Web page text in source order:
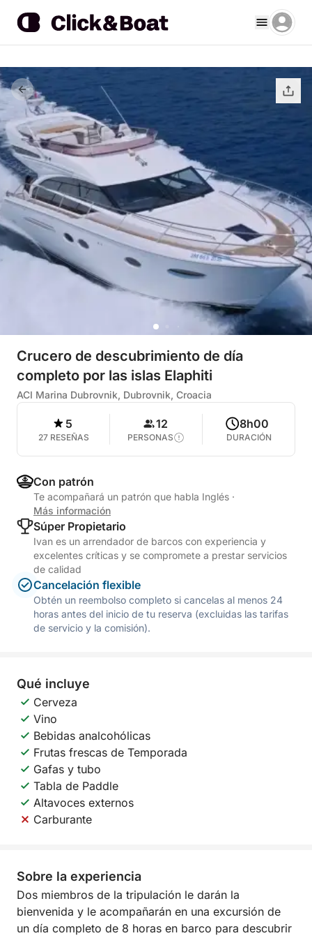
Crucero de descubrimiento de día
completo por las islas Elaphiti
ACI Marina Dubrovnik, Dubrovnik, Croacia
5
27 RESEÑAS
12
PERSONAS
8h00
DURACIÓN
Con patrón
Te acompañará un patrón que habla Inglés ·
Más información
Súper Propietario
Ivan es un arrendador de barcos con experiencia y
excelentes críticas y se compromete a prestar servicios
de calidad
Cancelación flexible
Obtén un reembolso completo si cancelas al menos 24
horas antes del inicio de tu reserva (excluidas las tarifas
de servicio y la comisión).
Qué incluye
Cerveza
Vino
Bebidas analcohólicas
Frutas frescas de Temporada
Gafas y tubo
Tabla de Paddle
Altavoces externos
Carburante
Sobre la experiencia
Dos miembros de la tripulación le darán la
bienvenida y le acompañarán en una excursión de
un día completo de 8 horas en barco para descubrir